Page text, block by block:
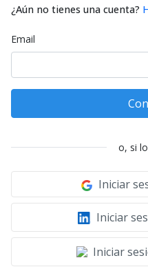
¿Aún no tienes una cuenta?
Email
o, si
Iniciar
Iniciar
Iniciar